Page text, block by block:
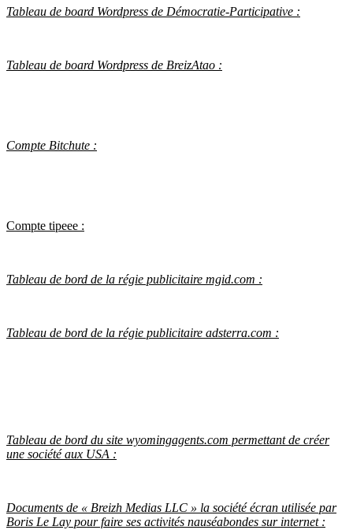
Tableau de board Wordpress de Démocratie-Participative :
Tableau de board Wordpress de BreizAtao :
Compte Bitchute :
Compte tipeee :
Tableau de bord de la régie publicitaire mgid.com :
Tableau de bord de la régie publicitaire adsterra.com :
Tableau de bord du site wyomingagents.com permettant de créer
une société aux USA :
Documents de « Breizh Medias LLC » la société écran utilisée par
Boris Le Lay pour faire ses activités nauséabondes sur internet :